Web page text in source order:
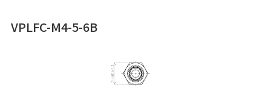
VPLFC-M4-5-6B